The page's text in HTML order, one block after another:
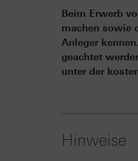
Beim Erwerb
machen sowie
Anleger
geachtet
unter der
Hinweise